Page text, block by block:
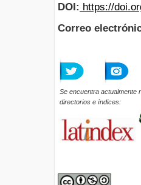
DOI: https://
Correo
Se encuentra actualmente
directorios e índices: